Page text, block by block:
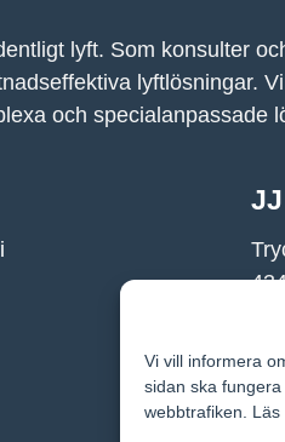
Vi vill informera
sidan ska
webbtrafiken. Läs
lyft. Som konsulter
lyftlösningar.
och specialanpassade
JJ